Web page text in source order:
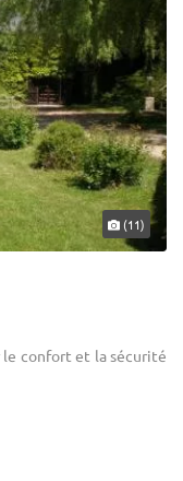
(11)
le confort et la sécurité